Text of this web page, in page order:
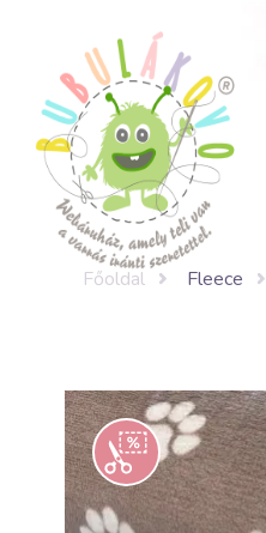
Főoldal Fleece